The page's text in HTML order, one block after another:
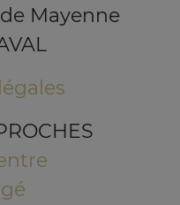
Mayenne